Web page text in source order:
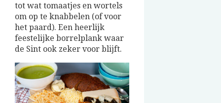
tot wat tomaatjes en wortels
om op te knabbelen (of voor
het paard). Een heerlijk
feestelijke borrelplank waar
de Sint ook zeker voor blijft.